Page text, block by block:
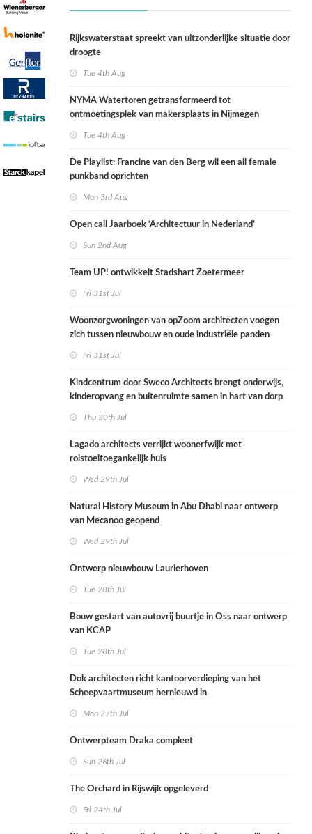
Rijkswaterstaat spreekt van uitzonderlijke situatie door
droogte
Tue 4th Aug
NYMA Watertoren getransformeerd tot
ontmoetingsplek van makersplaats in Nijmegen
Tue 4th Aug
De Playlist: Francine van den Berg wil een all female
punkband oprichten
Mon 3rd Aug
Open call Jaarboek ‘Architectuur in Nederland’
Sun 2nd Aug
Team UP! ontwikkelt Stadshart Zoetermeer
Fri 31st Jul
Woonzorgwoningen van opZoom architecten voegen
zich tussen nieuwbouw en oude industriële panden
Fri 31st Jul
Kindcentrum door Sweco Architects brengt onderwijs,
kinderopvang en buitenruimte samen in hart van dorp
Thu 30th Jul
Lagado architects verrijkt woonerfwijk met
rolstoeltoegankelijk huis
Wed 29th Jul
Natural History Museum in Abu Dhabi naar ontwerp
van Mecanoo geopend
Wed 29th Jul
Ontwerp nieuwbouw Laurierhoven
Tue 28th Jul
Bouw gestart van autovrij buurtje in Oss naar ontwerp
van KCAP
Tue 28th Jul
Dok architecten richt kantoorverdieping van het
Scheepvaartmuseum hernieuwd in
Mon 27th Jul
Ontwerpteam Draka compleet
Sun 26th Jul
The Orchard in Rijswijk opgeleverd
Fri 24th Jul